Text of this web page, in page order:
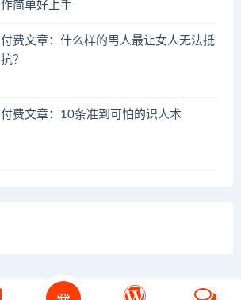
作简单好上手
付费文章：什么样的男人最让女人无法抵
抗？
付费文章：10条准到可怕的识人术